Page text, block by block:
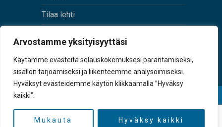
Arvostamme yksityisyyttäsi
Käytämme evästeitä selauskokemuksesi parantamiseksi,
sisällön tarjoamiseksi ja liikenteemme analysoimiseksi.
Hyväksyt evästeidemme käytön klikkaamalla ”Hyväksy
kaikki”.
Mukauta Hyväksy kaikki
Tilaa lehti
tunnus 0167229-8